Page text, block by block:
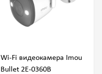
Wi-Fi видеокамера Imou
Bullet 2E-0360B